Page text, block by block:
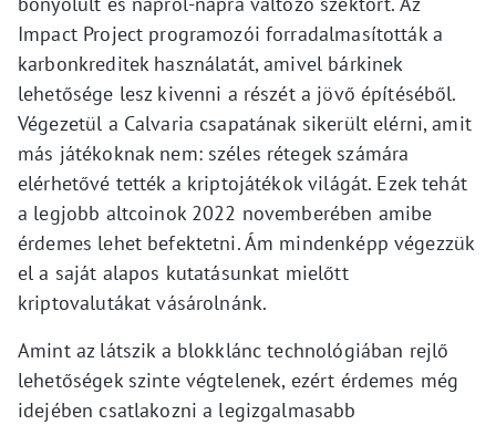
Impact Project programozói forradalmasították a
karbonkreditek használatát, amivel bárkinek
lehetősége lesz kivenni a részét a jövő építéséből.
Végezetül a Calvaria csapatának sikerült elérni, amit
más játékoknak nem: széles rétegek számára
elérhetővé tették a kriptojátékok világát. Ezek tehát
a legjobb altcoinok 2022 novemberében amibe
érdemes lehet befektetni. Ám mindenképp végezzük
el a saját alapos kutatásunkat mielőtt
kriptovalutákat vásárolnánk.
Amint az látszik a blokklánc technológiában rejlő
lehetőségek szinte végtelenek, ezért érdemes még
idejében csatlakozni a legizgalmasabb